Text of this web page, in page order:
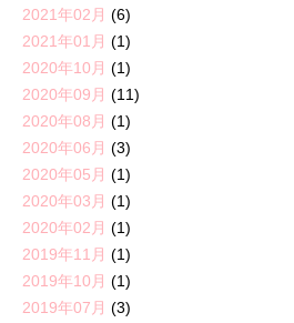
2021年02月 (6)
2021年01月 (1)
2020年10月 (1)
2020年09月 (11)
2020年08月 (1)
2020年06月 (3)
2020年05月 (1)
2020年03月 (1)
2020年02月 (1)
2019年11月 (1)
2019年10月 (1)
2019年07月 (3)